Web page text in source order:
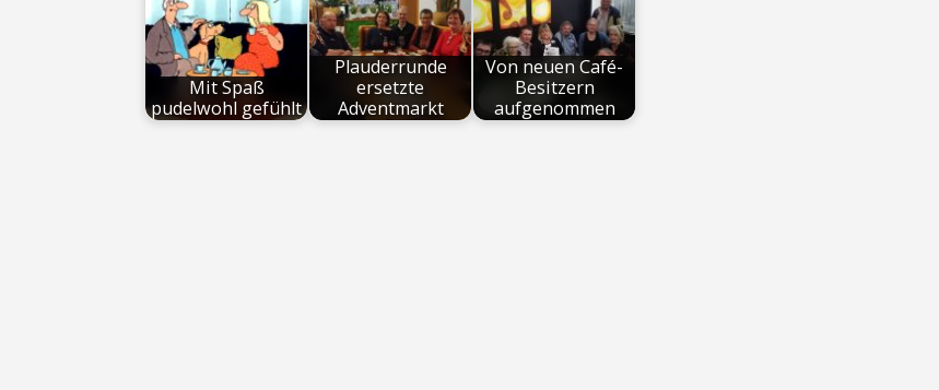
Mit Spaß
pudelwohl gefühlt
Plauderrunde
ersetzte
Adventmarkt
Von neuen Café-
Besitzern
aufgenommen